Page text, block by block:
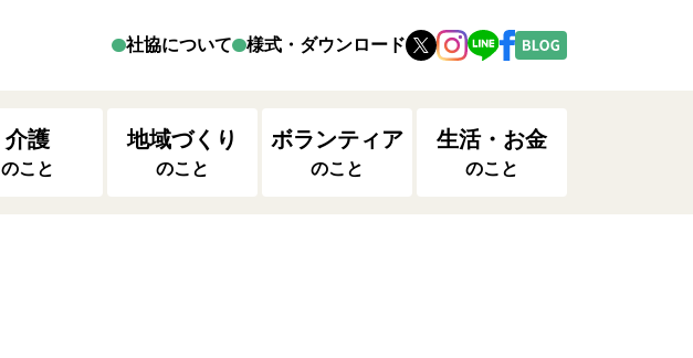
社協について 様式・ダウンロード
介護
のこと
地域づくり
のこと
ボランティア
のこと
生活・お金
のこと